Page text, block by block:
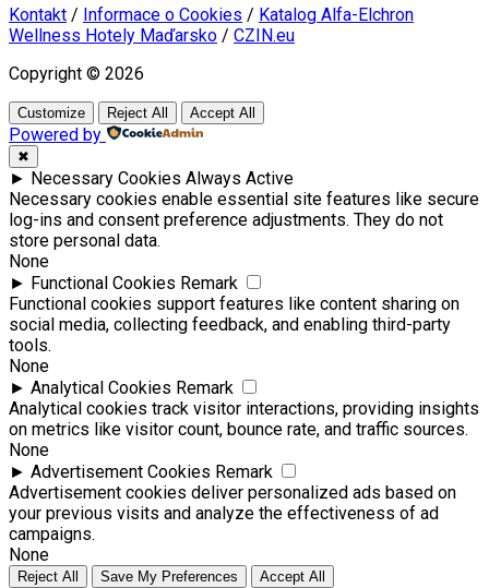
Kontakt / Informace o Cookies / Katalog Alfa-Elchron
Wellness Hotely Maďarsko / CZIN.eu
Copyright © 2026
Customize Reject All Accept All
Powered by
✖
► Necessary Cookies Always Active
Necessary cookies enable essential site features like secure
log-ins and consent preference adjustments. They do not
store personal data.
None
► Functional Cookies Remark
Functional cookies support features like content sharing on
social media, collecting feedback, and enabling third-party
tools.
None
► Analytical Cookies Remark
Analytical cookies track visitor interactions, providing insights
on metrics like visitor count, bounce rate, and traffic sources.
None
► Advertisement Cookies Remark
Advertisement cookies deliver personalized ads based on
your previous visits and analyze the effectiveness of ad
campaigns.
None
Reject All Save My Preferences Accept All